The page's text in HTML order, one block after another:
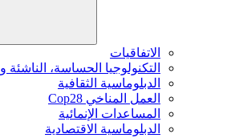
الاتفاقيات
التكنولوجيا الحساسة، الناشئة
الدبلوماسية الثقافية
العمل المناخي Cop28
المساعدات الإنمائية
الدبلوماسية الاقتصادية